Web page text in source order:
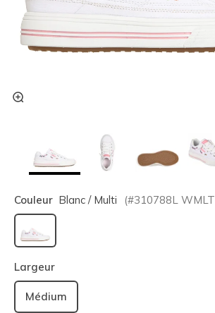
Couleur Blanc / Multi (#310788L WMLT
sélectionné
Largeur
Médium